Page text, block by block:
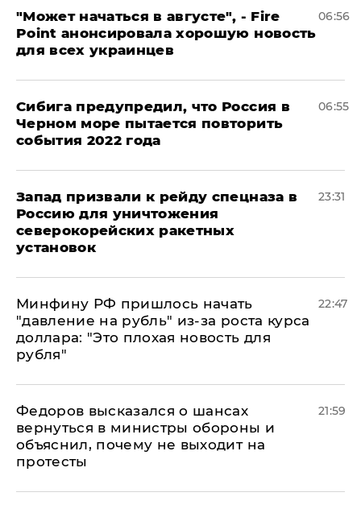
"Может начаться в августе", - Fire
Point анонсировала хорошую новость
для всех украинцев
06:56
Сибига предупредил, что Россия в
Черном море пытается повторить
события 2022 года
06:55
Запад призвали к рейду спецназа в
Россию для уничтожения
северокорейских ракетных
установок
23:31
Минфину РФ пришлось начать
"давление на рубль" из-за роста курса
доллара: "Это плохая новость для
рубля"
22:47
Федоров высказался о шансах
вернуться в министры обороны и
объяснил, почему не выходит на
протесты
21:59